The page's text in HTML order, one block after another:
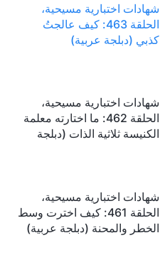
شهادات اختبارية مسيحية،
الحلقة 463: كيف عالجتُ
كذبي (دبلجة عربية)
شهادات اختبارية مسيحية،
الحلقة 462: ما اختارته معلمة
الكنيسة ثلاثية الذات (دبلجة
شهادات اختبارية مسيحية،
الحلقة 461: كيف اخترت وسط
الخطر والمحنة (دبلجة عربية)